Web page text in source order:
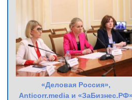
«Деловая Россия»,
Anticorr.media и «ЗаБизнес.РФ»